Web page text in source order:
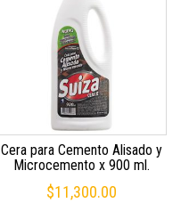
Cera para Cemento Alisado y
Microcemento x 900 ml.
$11,300.00